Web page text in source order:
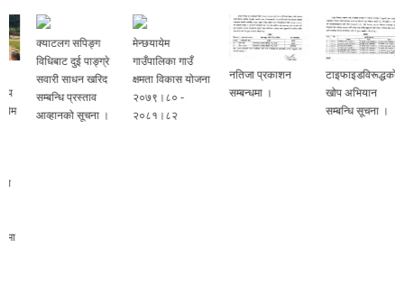
क्याटलग सपिङ्ग
विधिबाट दुई पाङ्ग्रे
सवारी साधन खरिद
सम्बन्धि प्रस्ताव
आव्हानको सूचना ।
मेन्छयायेम
गाउँपालिका गाउँ
क्षमता विकास योजना
२०७९।८० -
२०८१।८२
नतिजा प्रकाशन
सम्बन्धमा ।
टाइफाइडविरूद्धको
खोप अभियान
सम्बन्धि सूचना ।